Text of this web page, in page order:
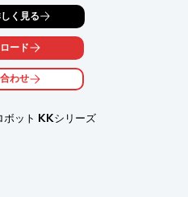
く見る
ード
わせ
ボット KKシリーズ